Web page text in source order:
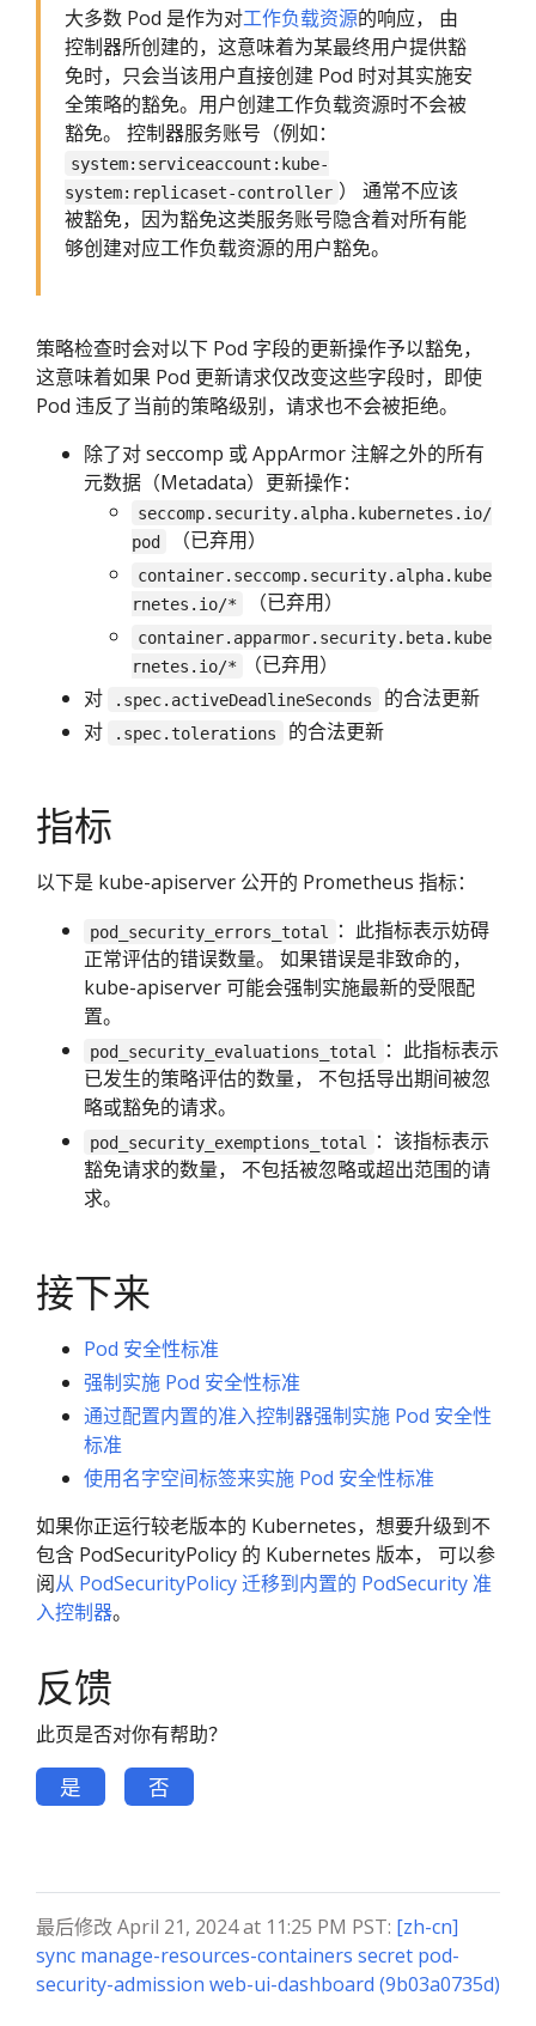
大多数 Pod 是作为对工作负载资源的响应， 由
控制器所创建的，这意味着为某最终用户提供豁
免时，只会当该用户直接创建 Pod 时对其实施安
全策略的豁免。用户创建工作负载资源时不会被
豁免。 控制器服务账号（例如：
system:serviceaccount:kube-
system:replicaset-controller ） 通常不应该
被豁免，因为豁免这类服务账号隐含着对所有能
够创建对应工作负载资源的用户豁免。
策略检查时会对以下 Pod 字段的更新操作予以豁免，
这意味着如果 Pod 更新请求仅改变这些字段时，即使
Pod 违反了当前的策略级别，请求也不会被拒绝。
除了对 seccomp 或 AppArmor 注解之外的所有
元数据（Metadata）更新操作：
seccomp.security.alpha.kubernetes.io/
pod
（已弃用）
container.seccomp.security.alpha.kube
rnetes.io/*
（已弃用）
container.apparmor.security.beta.kube
rnetes.io/*
（已弃用）
对
.spec.activeDeadlineSeconds
的合法更新
对
.spec.tolerations 的合法更新
指标
以下是 kube-apiserver 公开的 Prometheus 指标：
pod_security_errors_total
：此指标表示妨碍
正常评估的错误数量。 如果错误是非致命的，
kube-apiserver 可能会强制实施最新的受限配
置。
pod_security_evaluations_total
：此指标表示
已发生的策略评估的数量， 不包括导出期间被忽
略或豁免的请求。
pod_security_exemptions_total
：该指标表示
豁免请求的数量， 不包括被忽略或超出范围的请
求。
接下来
Pod 安全性标准
强制实施 Pod 安全性标准
通过配置内置的准入控制器强制实施 Pod 安全性
标准
使用名字空间标签来实施 Pod 安全性标准
如果你正运行较老版本的 Kubernetes，想要升级到不
包含 PodSecurityPolicy 的 Kubernetes 版本， 可以参
阅从 PodSecurityPolicy 迁移到内置的 PodSecurity 准
入控制器。
反馈
此页是否对你有帮助？
是 否
最后修改 April 21, 2024 at 11:25 PM PST: [zh-cn]
sync manage-resources-containers secret pod-
security-admission web-ui-dashboard (9b03a0735d)